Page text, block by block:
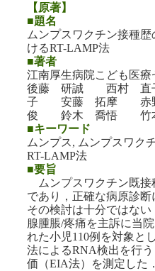
【原著】
■題名
ムンプスワクチン接種
けるRT-LAMP法
■著者
江南厚生病院こども医療
後藤 研誠 西村
子 安藤 拓摩 赤
俊 鈴木 喬悟 竹
■キーワード
ムンプス, ムンプスワク
RT-LAMP法
■要旨
ムンプスワクチン既接
であり，正確な病原診
その検討は十分ではない
腺腫脹/疼痛を主訴に当
れた小児110例を対象と
法によるRNA検出を行
価（EIA法）を測定した